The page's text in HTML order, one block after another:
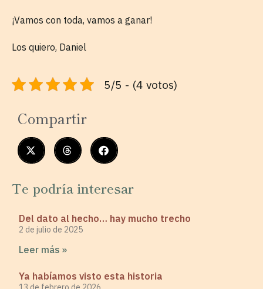
¡Vamos con toda, vamos a ganar!
Los quiero, Daniel
5/5 - (4 votos)
Compartir
Te podría interesar
Del dato al hecho… hay mucho trecho
2 de julio de 2025
Leer más »
Ya habíamos visto esta historia